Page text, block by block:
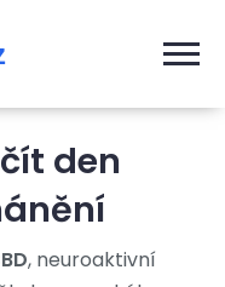
den
, neuroaktivní